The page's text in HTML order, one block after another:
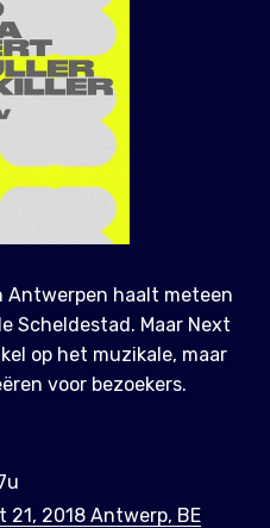
Antwerpen haalt meteen
Scheldestad. Maar Next
op het muzikale, maar
voor bezoekers.
21, 2018 Antwerp, BE